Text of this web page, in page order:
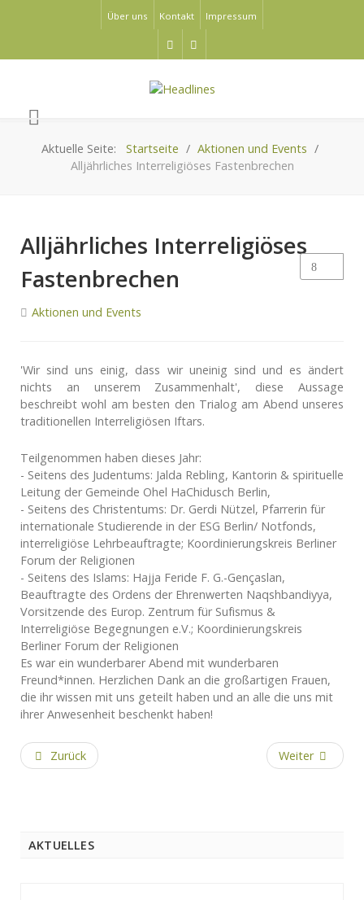
Über uns Kontakt Impressum
Aktuelle Seite: Startseite
Aktionen und Events
Alljährliches Interreligiöses Fastenbrechen
Alljährliches Interreligiöses
Fastenbrechen
Aktionen und Events
'Wir sind uns einig, dass wir uneinig sind und es ändert
nichts an unserem Zusammenhalt', diese Aussage
beschreibt wohl am besten den Trialog am Abend unseres
traditionellen Interreligiösen Iftars.
Teilgenommen haben dieses Jahr:
- Seitens des Judentums: Jalda Rebling, Kantorin & spirituelle
Leitung der Gemeinde Ohel HaChidusch Berlin,
- Seitens des Christentums: Dr. Gerdi Nützel, Pfarrerin für
internationale Studierende in der ESG Berlin/ Notfonds,
interreligiöse Lehrbeauftragte; Koordinierungskreis Berliner
Forum der Religionen
- Seitens des Islams: Hajja Feride F. G.-Gençaslan,
Beauftragte des Ordens der Ehrenwerten Naqshbandiyya,
Vorsitzende des Europ. Zentrum für Sufismus &
Interreligiöse Begegnungen e.V.; Koordinierungskreis
Berliner Forum der Religionen
Es war ein wunderbarer Abend mit wunderbaren
Freund*innen. Herzlichen Dank an die großartigen Frauen,
die ihr wissen mit uns geteilt haben und an alle die uns mit
ihrer Anwesenheit beschenkt haben!
Zurück Weiter
AKTUELLES